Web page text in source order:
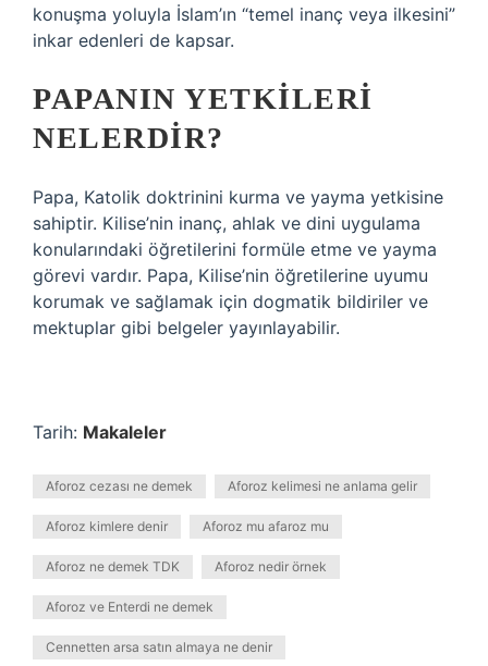
konuşma yoluyla İslam’ın “temel inanç veya ilkesini”
inkar edenleri de kapsar.
PAPANIN YETKILERI
NELERDIR?
Papa, Katolik doktrinini kurma ve yayma yetkisine
sahiptir. Kilise’nin inanç, ahlak ve dini uygulama
konularındaki öğretilerini formüle etme ve yayma
görevi vardır. Papa, Kilise’nin öğretilerine uyumu
korumak ve sağlamak için dogmatik bildiriler ve
mektuplar gibi belgeler yayınlayabilir.
Tarih: Makaleler
Aforoz cezası ne demek Aforoz kelimesi ne anlama gelir
Aforoz kimlere denir Aforoz mu afaroz mu
Aforoz ne demek TDK Aforoz nedir örnek
Aforoz ve Enterdi ne demek
Cennetten arsa satın almaya ne denir